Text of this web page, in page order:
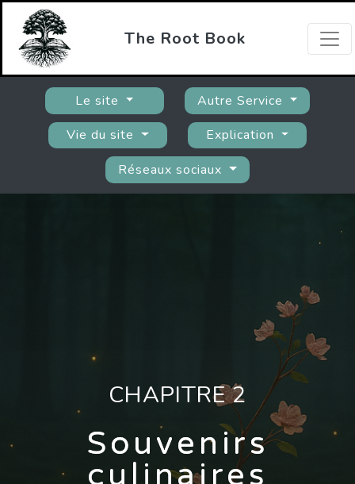
The Root Book
Le site
Autre Service
Vie du site
Explication
Réseaux sociaux
CHAPITRE 2
Souvenirs
culinaires